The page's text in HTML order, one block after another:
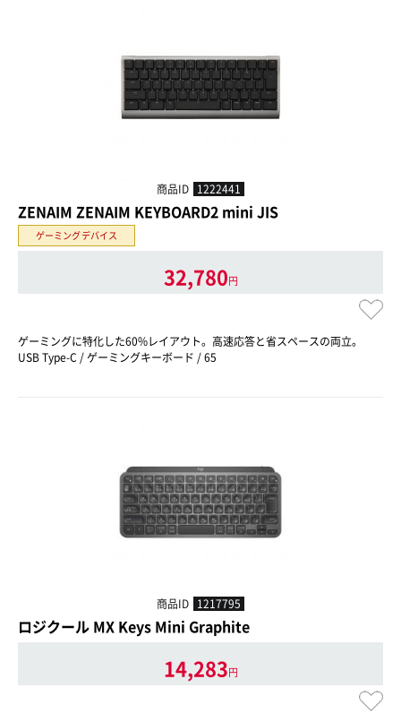
商品ID 1222441
ZENAIM ZENAIM KEYBOARD2 mini JIS
ゲーミングデバイス
32,780円
ゲーミングに特化した60%レイアウト。高速応答と省スペースの両立。
USB Type-C / ゲーミングキーボード / 65
商品ID 1217795
ロジクール MX Keys Mini Graphite
14,283円